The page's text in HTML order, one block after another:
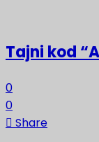
Tajni kod
0
0
Share